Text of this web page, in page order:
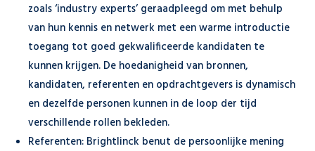
zoals ‘industry experts’ geraadpleegd om met behulp
van hun kennis en netwerk met een warme introductie
toegang tot goed gekwalificeerde kandidaten te
kunnen krijgen. De hoedanigheid van bronnen,
kandidaten, referenten en opdrachtgevers is dynamisch
en dezelfde personen kunnen in de loop der tijd
verschillende rollen bekleden.
Referenten: Brightlinck benut de persoonlijke mening